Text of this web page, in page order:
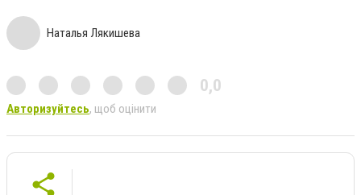
Наталья Лякишева
0,0
Авторизуйтесь, щоб оцінити